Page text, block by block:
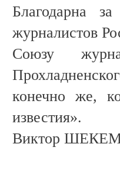
Благодарна
журналистов
Союзу
конечно же,
известия».
Виктор